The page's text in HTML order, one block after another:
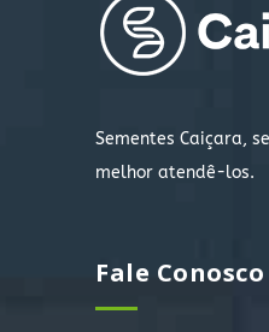
Sementes Caiçara,
melhor atendê-los.
Fale Conosco